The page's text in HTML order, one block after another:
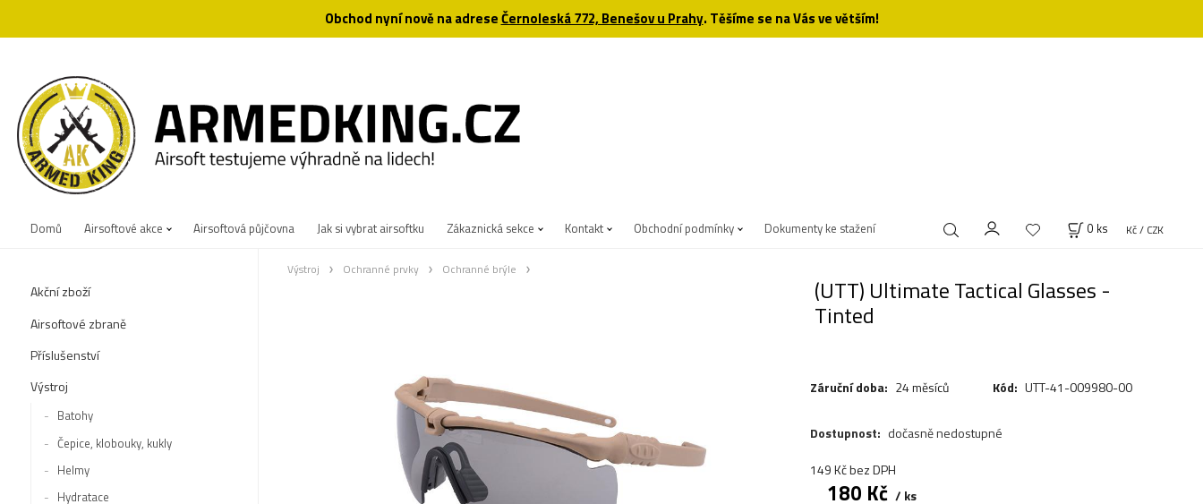
Obchod nyní nově na adreseČernoleská 772, Benešov u Prahy. Těšíme se na Vás ve větším!
Domů Airsoftové akce Airsoftová půjčovna Jak si vybrat airsoftku Zákaznická sekce Kontakt Obchodní podmínky Dokumenty ke stažení 0 ks Kč / CZK
Akční zboží
Airsoftové zbraně
Příslušenství
Výstroj
Batohy
Čepice, klobouky, kukly
Helmy
Hydratace
Výstroj Ochranné prvky Ochranné brýle
(UTT) Ultimate Tactical Glasses -
Tinted
Záruční doba: 24 měsíců Kód: UTT-41-009980-00
Dostupnost: dočasně nedostupné
149Kčbez DPH
180 Kč ks